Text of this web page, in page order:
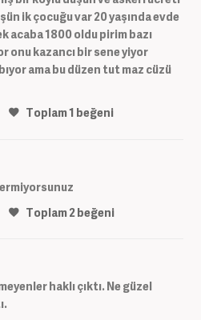
ik çocuğu var 20 yaşında evde
acaba 1800 oldu pirim bazı
onu kazancı bir sene yiyor
ama bu düzen tut maz cüzü
Toplam1 beğeni
Toplam2 beğeni
haklı çıktı. Ne güzel